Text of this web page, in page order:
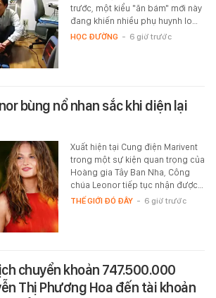
trước, một kiểu "ăn bám" mới này
đang khiến nhiều phụ huynh lo…
HỌC ĐƯỜNG - 6 giờ trước
bùng nổ nhan sắc khi diện lại
Xuất hiện tại Cung điện Marivent
trong một sự kiện quan trọng của
Hoàng gia Tây Ban Nha, Công
chúa Leonor tiếp tục nhận được…
THẾ GIỚI ĐÓ ĐÂY - 6 giờ trước
chuyển khoản 747.500.000
Thị Phương Hoa đến tài khoản